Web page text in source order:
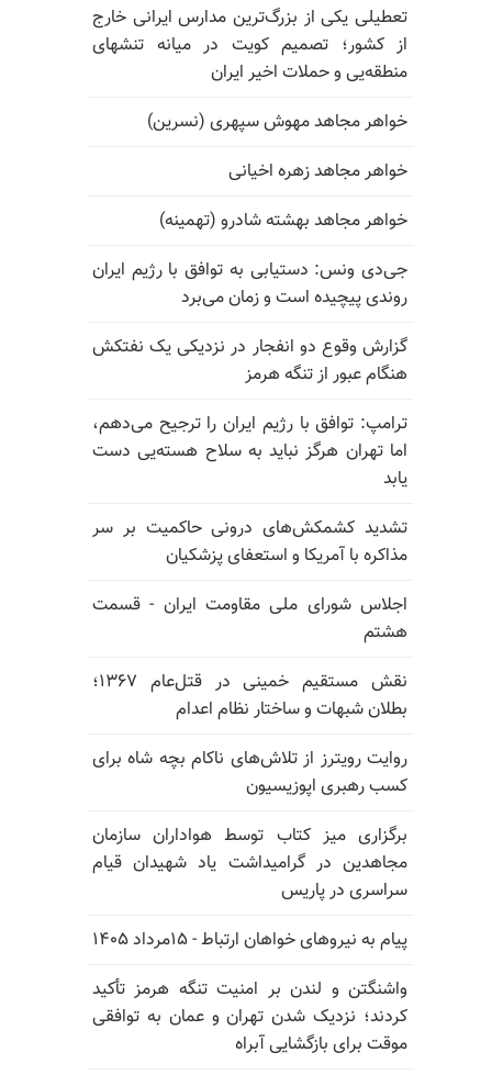
تعطیلی یکی از بزرگ‌ترین مدارس ایرانی خارج
از کشور؛ تصمیم کویت در میانه تنشهای
منطقه‌یی و حملات اخیر ایران
خواهر مجاهد مهوش سپهری (نسرین)
خواهر مجاهد زهره اخیانی
خواهر مجاهد بهشته شادرو (تهمینه)
جی‌دی ونس: دستیابی به توافق با رژیم ایران
روندی پیچیده است و زمان می‌برد
گزارش وقوع دو انفجار در نزدیکی یک نفتکش
هنگام عبور از تنگه هرمز
ترامپ: توافق با رژیم ایران را ترجیح می‌دهم،
اما تهران هرگز نباید به سلاح هسته‌یی دست
یابد
تشدید کشمکش‌های درونی حاکمیت بر سر
مذاکره با آمریکا و استعفای پزشکیان
اجلاس شورای ملی مقاومت ایران - قسمت
هشتم
نقش مستقیم خمینی در قتل‌عام ۱۳۶۷؛
بطلان شبهات و ساختار نظام اعدام
روایت رویترز از تلاش‌های ناکام بچه شاه برای
کسب رهبری اپوزیسیون
برگزاری میز کتاب توسط هواداران سازمان
مجاهدین در گرامیداشت یاد شهیدان قیام
سراسری در پاریس
پیام به نیروهای خواهان ارتباط - ۱۵مرداد ۱۴۰۵
واشنگتن و لندن بر امنیت تنگه هرمز تأکید
کردند؛ نزدیک شدن تهران و عمان به توافقی
موقت برای بازگشایی آبراه